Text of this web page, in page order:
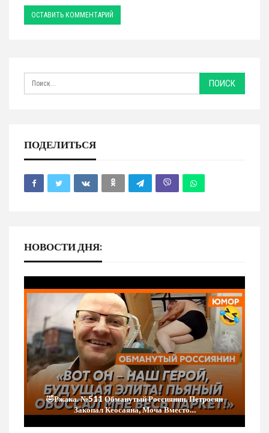
ПОДЕЛИТЬСЯ
НОВОСТИ ДНЯ:
🤣Ржака. №511 Обманутый Россиянин. Петросян
Закопал Кеосаяна, Моча Вместо…